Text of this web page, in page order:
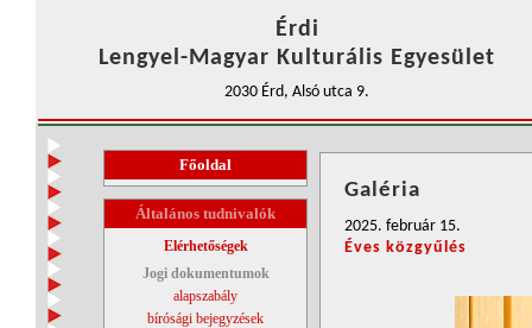
Érdi
Lengyel-Magyar Kulturális Egyesület
2030 Érd, Alsó utca 9.
Főoldal
Általános tudnivalók
Elérhetőségek
Jogi dokumentumok
alapszabály
bírósági bejegyzések
Galéria
2025. február 15.
Éves közgyűlés